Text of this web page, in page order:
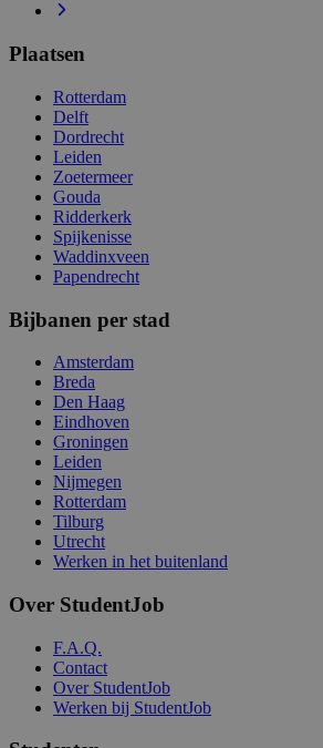
Plaatsen
Rotterdam
Delft
Dordrecht
Leiden
Zoetermeer
Gouda
Ridderkerk
Spijkenisse
Waddinxveen
Papendrecht
Bijbanen per stad
Amsterdam
Breda
Den Haag
Eindhoven
Groningen
Leiden
Nijmegen
Rotterdam
Tilburg
Utrecht
Werken in het buitenland
Over StudentJob
F.A.Q.
Contact
Over StudentJob
Werken bij StudentJob